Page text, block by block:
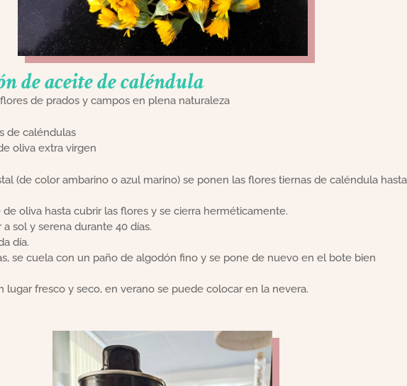
de aceite de caléndula
de prados y campos en plena naturaleza
de caléndulas
oliva extra virgen
(de color ambarino o azul marino) se ponen las flores tiernas de caléndula hasta
oliva hasta cubrir las flores y se cierra herméticamente.
sol y serena durante 40 días.
día.
se cuela con un paño de algodón fino y se pone de nuevo en el bote bien
lugar fresco y seco, en verano se puede colocar en la nevera.